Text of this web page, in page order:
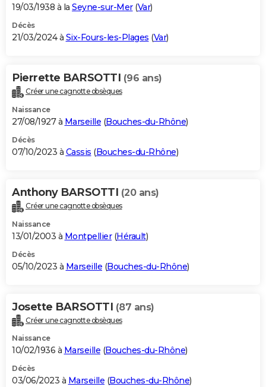
19/03/1938 à la Seyne-sur-Mer(Var)
Décès
21/03/2024 à Six-Fours-les-Plages (Var)
Pierrette BARSOTTI (96 ans)
Créer une cagnotte obsèques
Naissance
27/08/1927 à Marseille (Bouches-du-Rhône)
Décès
07/10/2023 à Cassis (Bouches-du-Rhône)
Anthony BARSOTTI (20 ans)
Créer une cagnotte obsèques
Naissance
13/01/2003 à Montpellier(Hérault)
Décès
05/10/2023 à Marseille (Bouches-du-Rhône)
Josette BARSOTTI (87 ans)
Créer une cagnotte obsèques
Naissance
10/02/1936 à Marseille (Bouches-du-Rhône)
Décès
03/06/2023 à Marseille (Bouches-du-Rhône)